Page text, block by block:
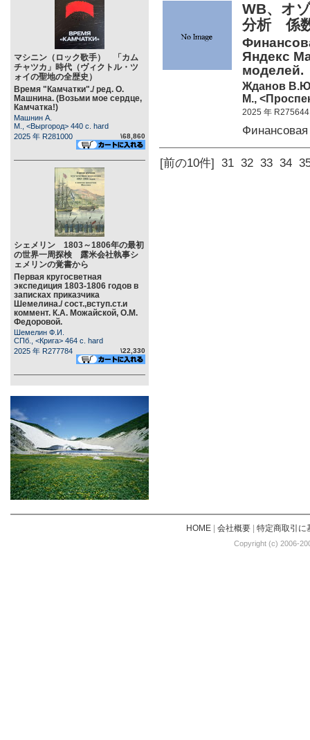
マシニン（ロック歌手） 「カム
チャツカ」時代（ヴィクトル・ツ
ォイの聖地の全歴史）
Время "Камчатки"./ ред. О.
Машнина. (Возьми мое сердце,
Камчатка!)
Машнин А.
М., <Выргород> 440 c. hard
2025 年 R281000
\68,860
シェメリン 1803～1806年の最初
の世界一周探検 露米会社執事シ
ェメリンの覚書から
Первая кругосветная
экспедиция 1803-1806 годов в
записках приказчика
Шемелина./ сост.,вступ.ст.и
коммент. К.А. Можайской, О.М.
Федоровой.
Шемелин Ф.И.
СПб., <Крига> 464 c. hard
2025 年 R277784
\22,330
WB、オ
分析 係
Яндекс
моделей.
Жданов
М.,
2025 年 R275644
[前の10件] 31 32 33 34
HOME| 会社概要| 特定商取引に
Copyright (c) 2006-